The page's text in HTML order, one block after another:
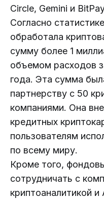
Circle, Gemini и
Согласно
обработала
сумму более 1
объемом расходов
года. Эта сумма
партнерству с 50
компаниями. Она
кредитных
пользователям
по всему миру.
Кроме того,
сотрудничать с
криптоаналитикой